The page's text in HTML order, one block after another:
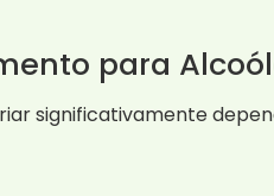
para
significativamente